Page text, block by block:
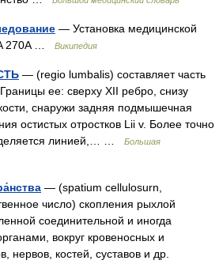
— Установка медицинской
270A …
Википедия
— (regio lumbalis) составляет часть
ее: сверху XII ребро, снизу
снаружи задняя подмышечная
остистых отростков Lii v. Более точно
линией,… …
Большая
— (spatium cellulosurn,
число) скопления рыхлой
соединительной и иногда
вокруг кровеносных и
нервов, костей, суставов и др.